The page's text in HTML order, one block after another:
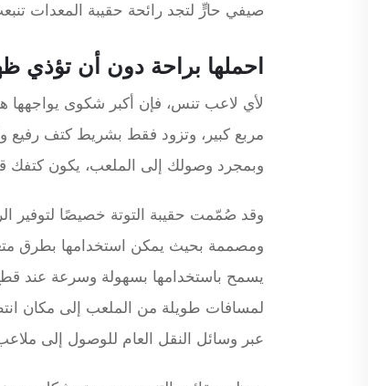
صيفي حارٍّ لتجد رائحة حقيبة المعدات
احملها براحة دون أن تؤذي
لأي لاعب تنس، فإن أكبر شكوى يواجهها
مربع كبير، وتزود فقط بشريط كتف رفيع
وبمجرد وصولك إلى الملعب، يكون كتفك
وقد صُمّمت حقيبة التوتة خصيصًا لتوفير
ومصممة بحيث يمكن استخدامها بطرق
يسمح باستخدامها بسهولة وسرعة عند
لمسافات طويلة من الملعب إلى مكان
عبر وسائل النقل العام للوصول إلى